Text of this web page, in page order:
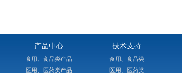
产品中心
食用、食品类产品
医用、医药类产品
技术支持
食用、食品类
医用、医药类